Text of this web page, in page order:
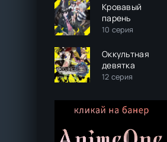
Кровавый
парень
10 серия
Оккультная
девятка
12 серия